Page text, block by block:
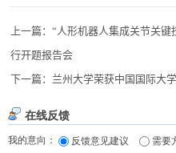
上一篇：“人形机器人集成关节关
行开题报告会
下一篇： 兰州大学荣获中国国际大